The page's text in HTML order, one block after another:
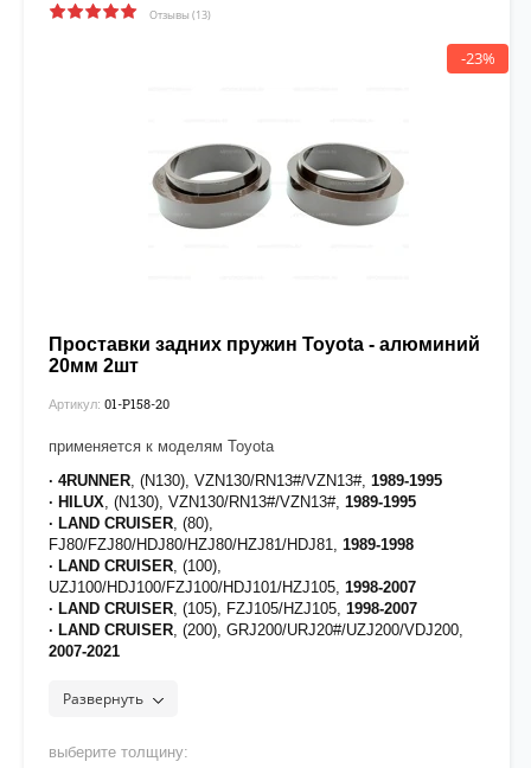
Отзывы (13)
-23%
Проставки задних пружин Toyota - алюминий
20мм 2шт
Артикул: 01-P158-20
применяется к моделям Toyota
· 4RUNNER , (N130), VZN130/RN13#/VZN13#, 1989-1995
· HILUX , (N130), VZN130/RN13#/VZN13#, 1989-1995
· LAND CRUISER , (80),
FJ80/FZJ80/HDJ80/HZJ80/HZJ81/HDJ81,
1989-1998
· LAND CRUISER , (100),
UZJ100/HDJ100/FZJ100/HDJ101/HZJ105, 1998-2007
· LAND CRUISER , (105), FZJ105/HZJ105, 1998-2007
· LAND CRUISER , (200), GRJ200/URJ20#/UZJ200/VDJ200,
2007-2021
наст.время
[на проставки нанесено полимерное покрытие для
Развернуть
выберите толщину: